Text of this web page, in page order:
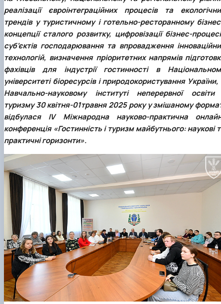
Презентація про роботу гуртка
Звіт про роботу гуртка
Презентація про роботу гуртка
наукового гуртка «Туризм&Рекреація»
Звіт про роботу гуртка
Презентація про роботу гуртка
Науковий доробок членів студентського
наукового гуртка "Туристичний візіонер"
Звіт про роботу гуртка
Презентація про роботу гуртка
реалізації євроінтеграційних процесів та
трендів у туристичному і готельно-ресторанному
концепції сталого розвитку, цифровізації бізнес-
суб’єктів господарювання та впровадження
технологій, визначення пріоритетних напрямів
фахівців для індустрії гостинності в
університеті біоресурсів і природокористування України,
Навчально-науковому інституті неперервної освіти
туризму 30 квітня-01травня 2025 року у змішаному
відбулася ІV Міжнародна науково-практична
конференція «Гостинність і туризм майбутнього: наукові
практичні горизонти».